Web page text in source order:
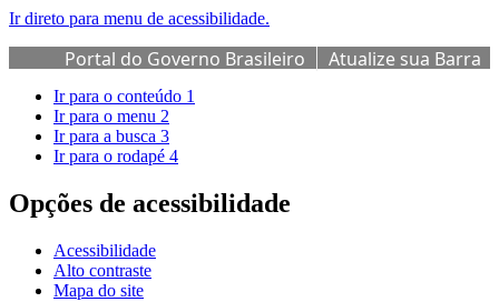
Ir direto para menu de acessibilidade.
Portal do Governo Brasileiro
Atualize sua Barra
de Governo
Ir para o conteúdo 1
Ir para o menu 2
Ir para a busca 3
Ir para o rodapé 4
Opções de acessibilidade
Acessibilidade
Alto contraste
Mapa do site